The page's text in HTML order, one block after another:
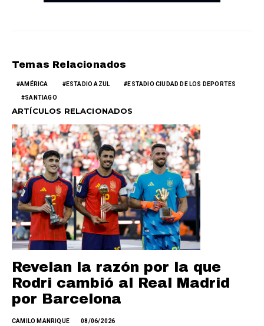
Temas Relacionados
AMÉRICA ESTADIO AZUL ESTADIO CIUDAD DE LOS DEPORTES
SANTIAGO
ARTÍCULOS RELACIONADOS
Revelan la razón por la que
Rodri cambió al Real Madrid
por Barcelona
CAMILO MANRIQUE 08/06/2026